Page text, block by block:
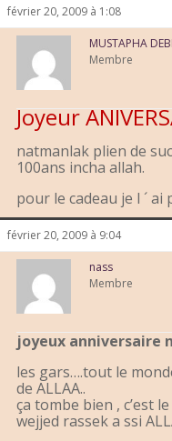
février 20, 2009 à 1:08
MUSTAPHA
Membre
Joyeur
natmanlak plien de
100ans incha allah.
pour le cadeau je l ´
février 20, 2009 à 9:04
nass
Membre
joyeux anniversaire
les gars….tout le
de ALLAA..
ça tombe bien , c’est
wejjed rassek a ssi